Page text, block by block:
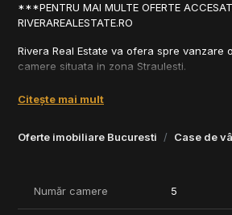
Oferte imobiliare Bucuresti Case de
***PENTRU MAI MULTE OFERTE
RIVERAREALESTATE.RO
Rivera Real Estate va ofera spre vanzare
camere situata in zona Straulesti.
Vila face parte dintr-un complex
case dintre care: 6 duplex si 3 individuale.
Proprietatea este dispusa in felul urmator:
- Etaj 1 - 2 Dormitoare 1 Baie;
Citește mai mult
Număr camere 5